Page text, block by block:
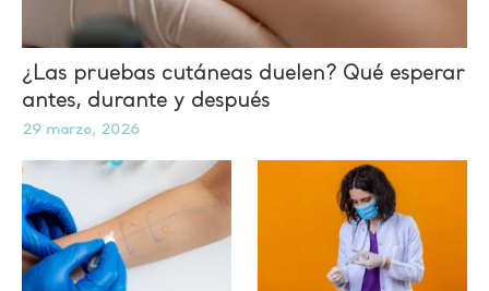
¿Las pruebas cutáneas duelen? Qué esperar
antes, durante y después
29 marzo, 2026